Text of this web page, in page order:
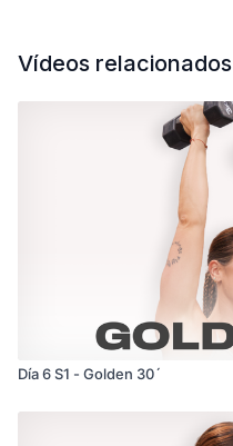
Vídeos relacionados
Día 6 S1 - Golden 30´